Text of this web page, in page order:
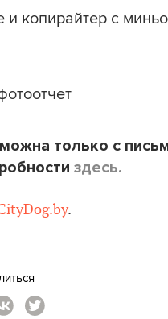
и копирайтер с
только с
здесь.
.